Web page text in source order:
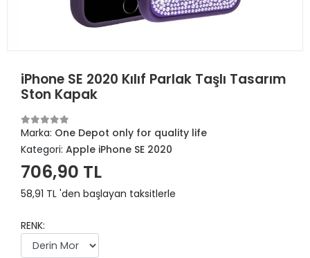
iPhone SE 2020 Kılıf Parlak Taşlı Tasarım
Ston Kapak
Marka: One Depot only for quality life
Kategori: Apple iPhone SE 2020
706,90 TL
58,91 TL 'den başlayan taksitlerle
RENK: